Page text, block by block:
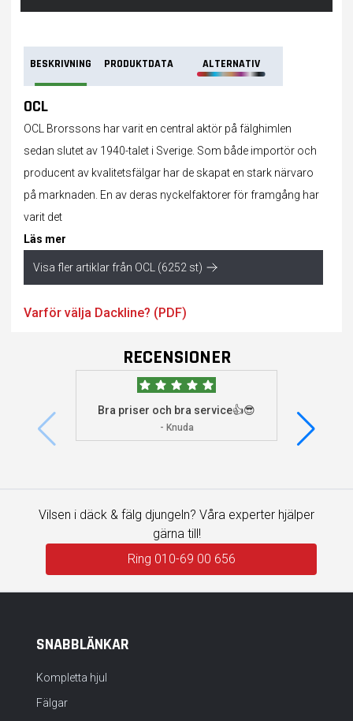
BESKRIVNING PRODUKTDATA ALTERNATIV
OCL
OCL Brorssons har varit en central aktör på fälghimlen
sedan slutet av 1940-talet i Sverige. Som både importör och
producent av kvalitetsfälgar har de skapat en stark närvaro
på marknaden. En av deras nyckelfaktorer för framgång har
varit det
Läs mer
Visa fler artiklar från OCL (6252 st)
Varför välja Dackline? (PDF)
RECENSIONER
Bra priser och bra service👍😎
- Knuda
Vilsen i däck & fälg djungeln? Våra experter hjälper
gärna till!
Ring 010-69 00 656
SNABBLÄNKAR
Kompletta hjul
Fälgar